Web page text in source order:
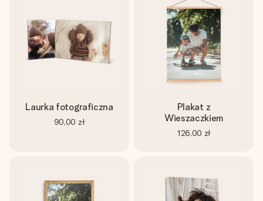
Laurka fotograficzna
90,00 zł
Plakat z
Wieszaczkiem
126,00 zł